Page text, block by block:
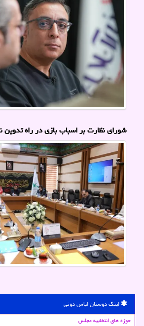
شورای نظارت بر اسباب بازی در راه
لینک دوستان لباس دونی
حوزه های انتخابیه مجلس